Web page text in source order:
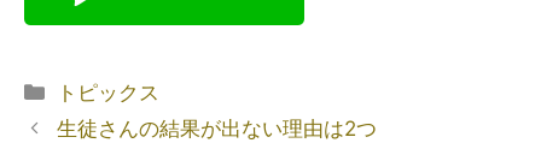
トピックス
生徒さんの結果が出ない理由は2つ